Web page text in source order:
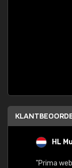
HL
"Prima